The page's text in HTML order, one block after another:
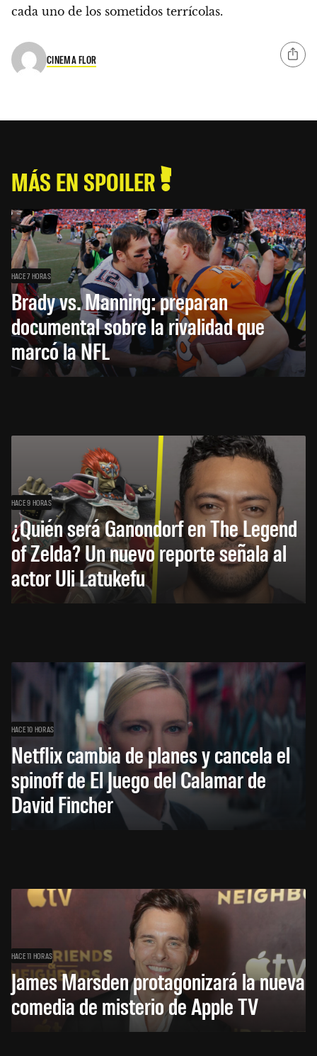
cada uno de los sometidos terrícolas.
CINEMA FLOR
MÁS EN SPOILER
HACE 7 HORAS
Brady vs. Manning: preparan
documental sobre la rivalidad que
marcó la NFL
HACE 9 HORAS
¿Quién será Ganondorf en The Legend
of Zelda? Un nuevo reporte señala al
actor Uli Latukefu
HACE 10 HORAS
Netflix cambia de planes y cancela el
spinoff de El Juego del Calamar de
David Fincher
HACE 11 HORAS
James Marsden protagonizará la nueva
comedia de misterio de Apple TV